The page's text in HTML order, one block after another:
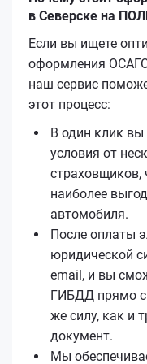
в Северске на
Если вы ищете
оформления
наш сервис
этот процесс:
В один клик вы
условия от
страховщиков,
наиболее
автомобиля.
После оплаты
юридической
email, и вы
ГИБДД прямо с
же силу, как и
документ.
Мы